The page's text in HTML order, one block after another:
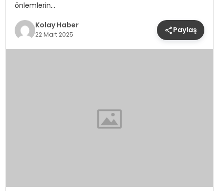
önlemlerin…
Kolay Haber
22 Mart 2025 Paylaş